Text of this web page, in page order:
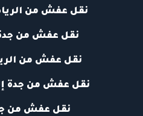
نقل عفش من
نقل عفش من جدة
نقل عفش من
نقل عفش من جدة
نقل عفش من